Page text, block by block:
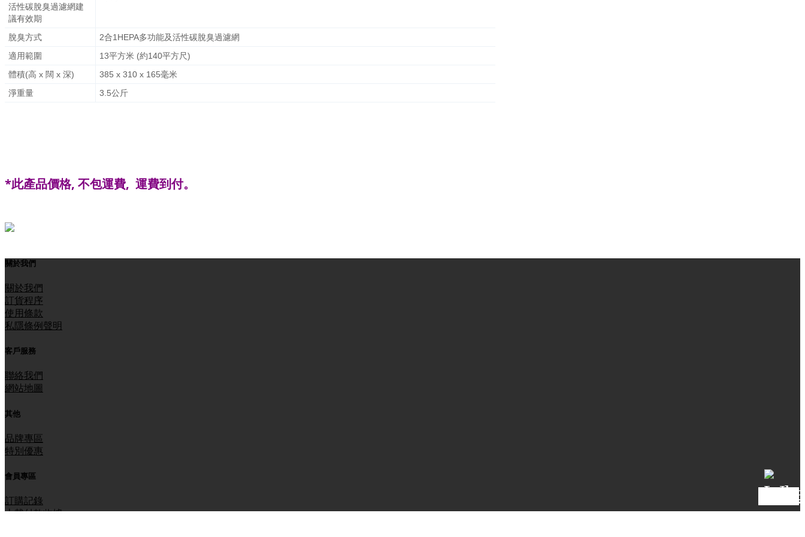
活性碳脫臭過濾網建
議有效期
脫臭方式
2合1HEPA多功能及活性碳脫臭過濾網
適用範圍
13平方米 (約140平方尺)
體積(高 x 闊 x 深)
385 x 310 x 165毫米
淨重量
3.5公斤
*此產品價格, 不包運費, 運費到付。
關於我們
關於我們
訂貨程序
使用條款
私隱條例聲明
客戶服務
聯絡我們
網站地圖
其他
品牌專區
特別優惠
會員專區
訂購記錄
上載付款收據